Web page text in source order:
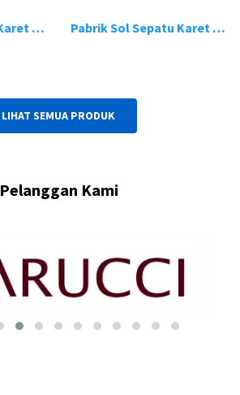
Pabrik Sol Sepatu Karet Bandung 19 Pabrik Sol Sepatu Karet Bandung 20
LIHAT SEMUA PRODUK
Pelanggan Kami